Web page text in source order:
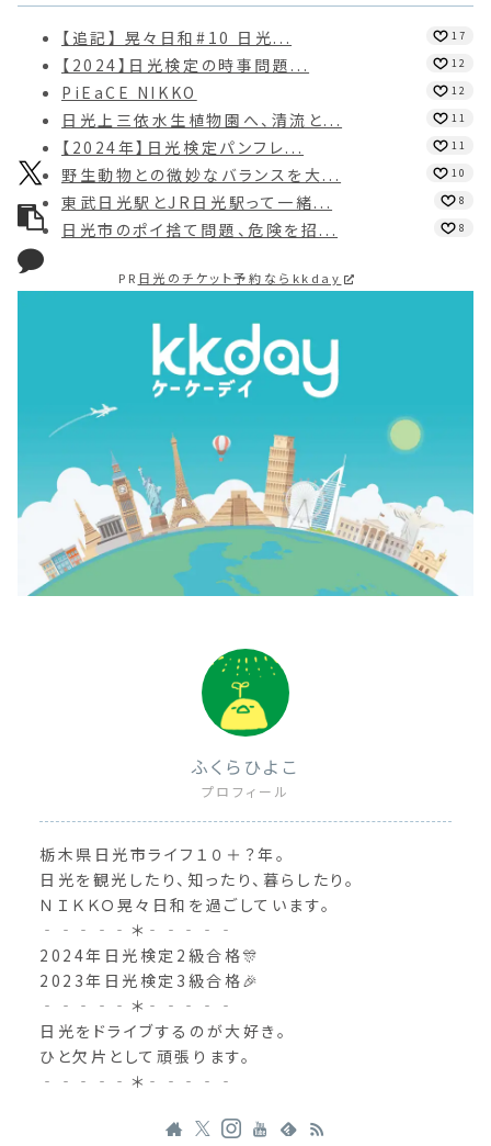
【追記】 晃々日和#10 日光... 17
【2024】日光検定の時事問題... 12
PiEaCE NIKKO 12
日光上三依水生植物園へ、清流と... 11
【2024年】日光検定パンフレ... 11
野生動物との微妙なバランスを大... 10
東武日光駅とJR日光駅って一緒... 8
日光市のポイ捨て問題、危険を招... 8
PR 日光のチケット予約ならkkday
ふくらひよこ
プロフィール
栃木県日光市ライフ１０＋？年。
日光を観光したり、知ったり、暮らしたり。
ＮＩＫＫＯ晃々日和を過ごしています。
‐‐‐‐‐＊‐‐‐‐‐
2024年日光検定2級合格🎊
2023年日光検定3級合格🎉
‐‐‐‐‐＊‐‐‐‐‐
日光をドライブするのが大好き。
ひと欠片として頑張ります。
‐‐‐‐‐＊‐‐‐‐‐